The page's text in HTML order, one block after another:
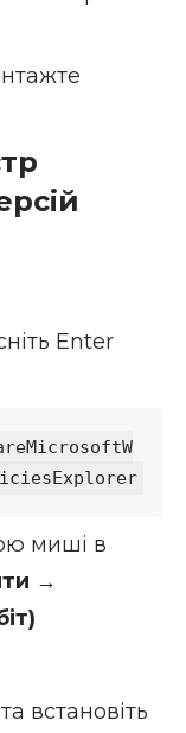
Enter
indowsCurrentVersionPoliciesExplorer
миші в
→
встановіть